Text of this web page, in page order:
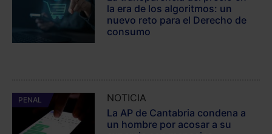
la era de los algoritmos: un
nuevo reto para el Derecho de
consumo
PENAL
NOTICIA
La AP de Cantabria condena a
un hombre por acosar a su